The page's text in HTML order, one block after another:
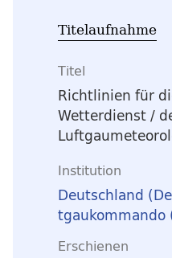
Titelaufnahme
Titel
Richtlinien für
Wetterdienst/
Institution
Deutschland
tgaukommando
Erschienen